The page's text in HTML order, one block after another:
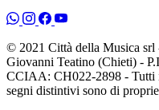
© 2021 Città della Musica srl
Giovanni Teatino (Chieti) -
CCIAA: CH022-2898 - Tutti
segni distintivi sono di